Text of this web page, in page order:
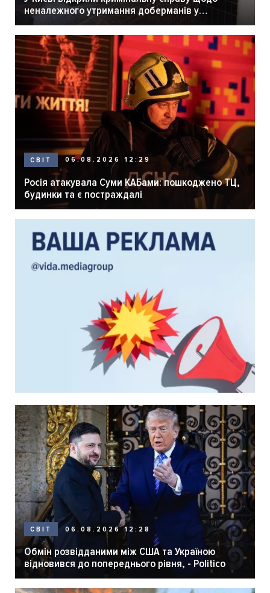
неналежного утримання доберманів у
розпліднику
СВІТ 06.08.2026 12:29
Росія атакувала Суми КАБами: пошкоджено ТЦ,
будинки та є постраждалі
СВІТ 06.08.2026 12:28
Обмін розвідданими між США та Україною
відновився до попереднього рівня, - Politico